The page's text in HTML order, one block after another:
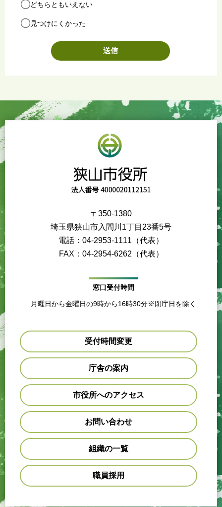
どちらともいえない
見つけにくかった
〒350-1380
埼玉県狭山市入間川1丁目23番5号
電話：04-2953-1111（代表）
FAX：04-2954-6262（代表）
窓口受付時間
月曜日から金曜日の9時から16時30分※閉庁日を除く
受付時間変更
庁舎の案内
市役所へのアクセス
お問い合わせ
組織の一覧
職員採用